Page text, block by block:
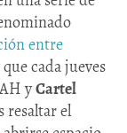
entre
que cada jueves
yCartel
resaltar el